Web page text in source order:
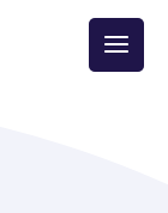
Main
Menu